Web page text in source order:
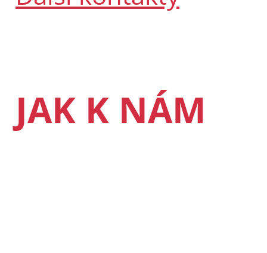
JAK K NÁM